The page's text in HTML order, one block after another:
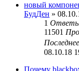
новый
БудДен »
1
11501
08.10.18
Почему